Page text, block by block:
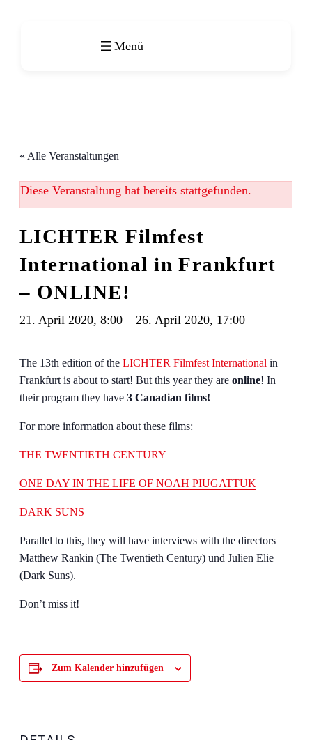
« Alle Veranstaltungen
Diese Veranstaltung hat bereits stattgefunden.
LICHTER Filmfest
International in Frankfurt
– ONLINE!
21. April 2020, 8:00 – 26. April 2020, 17:00
The 13th edition of the LICHTER Filmfest International in
Frankfurt is about to start! But this year they are online! In
their program they have 3 Canadian films!
For more information about these films:
THE TWENTIETH CENTURY
ONE DAY IN THE LIFE OF NOAH PIUGATTUK
DARK SUNS
Parallel to this, they will have interviews with the directors
Matthew Rankin (The Twentieth Century) und Julien Elie
(Dark Suns).
Don’t miss it!
Zum Kalender hinzufügen